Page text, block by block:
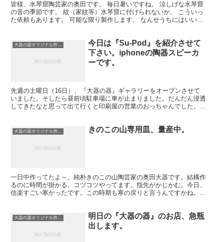
皆様、水琴窟陶芸家の奥田です。 毎日暑いですね。 涼しげな水琴窟
の音の季節です。 紋（家紋等）水琴窟に付けられないか。 こういっ
た依頼もあります。 可能な限り製作します。 なんせうちにはいい職
大器の器オリジナル作品について
今日は『Su-Pod』を紹介させて
下さい。iphoneの陶器スピーカ
ーです。
先週の土曜日（16日）、『大器の器』ギャラリーをオープンさせて
いました。そしたら昼前頃駐車場に車が止まりました。だんだん浸透
してきたなと思って出て行くと印刷屋の営業のおっちゃんでした。そ
大器の器オリジナル作品について きのこの山専用皿、量産中。
一日中作ってたよ～。純朴きのこの山陶芸家の奥田大器です。結構作
るのに時間が掛かる。コツコツやってます。指先がかじかむ。今日、
信楽すごい寒かったです。この時期も寒の戻りと言うんですかね。工
大器の器オリジナル作品について
明日の『大器の器』のお店、急瓶
出します。